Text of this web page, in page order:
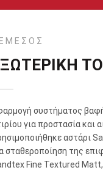
συστήματος
για προστασία και
αστάρι
σταθεροποίηση της
Fine Textured